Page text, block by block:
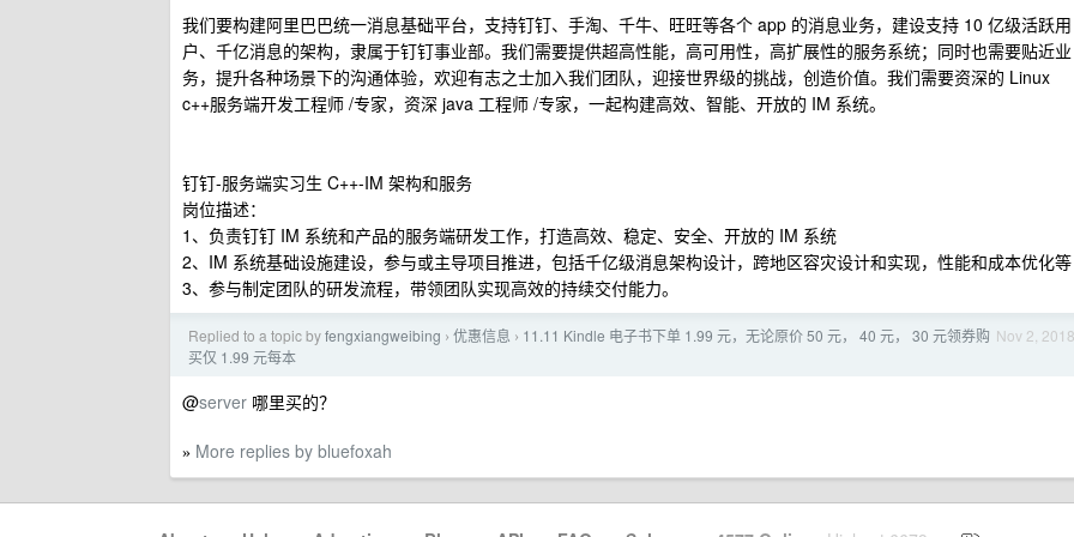
我们要构建阿里巴巴统一消息基础平台，支持钉钉、手淘、千牛、旺旺等各个 app 的消息业务，建设支持 10 亿级活跃用
户、千亿消息的架构，隶属于钉钉事业部。我们需要提供超高性能，高可用性，高扩展性的服务系统；同时也需要贴近业
务，提升各种场景下的沟通体验，欢迎有志之士加入我们团队，迎接世界级的挑战，创造价值。我们需要资深的 Linux
c++服务端开发工程师 /专家，资深 java 工程师 /专家，一起构建高效、智能、开放的 IM 系统。
钉钉-服务端实习生 C++-IM 架构和服务
岗位描述：
1、负责钉钉 IM 系统和产品的服务端研发工作，打造高效、稳定、安全、开放的 IM 系统
2、IM 系统基础设施建设，参与或主导项目推进，包括千亿级消息架构设计，跨地区容灾设计和实现，性能和成本优化等
3、参与制定团队的研发流程，带领团队实现高效的持续交付能力。
Nov 2, 2018
Replied to a topic byfengxiangweibing › 优惠信息 › 11.11 Kindle 电子书下单 1.99 元，无论原价 50 元， 40 元， 30 元领券购
买仅 1.99 元每本
@server 哪里买的？
» More replies by bluefoxah